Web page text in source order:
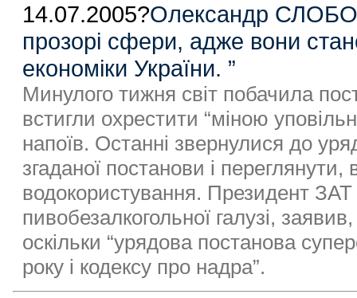
14.07.2005?Олександр
прозорі сфери, адже вони
економіки України. ”
Минулого тижня світ побачила
встигли охрестити “міною
напоїв. Останні звернулися до
згаданої постанови і
водокористування. Президент
пивобезалкогольної галузі,
оскільки “урядова постанова
року і кодексу про надра”.